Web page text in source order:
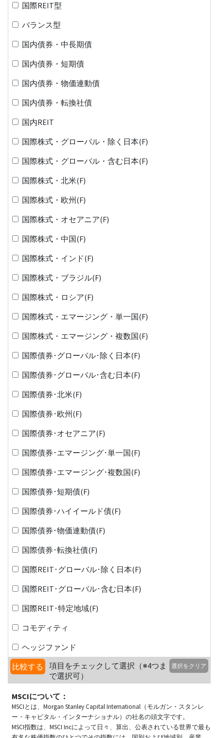
国際REIT型
バランス型
国内債券・中長期債
国内債券・短期債
国内債券・物価連動債
国内債券・転換社債
国内REIT
国際株式・グローバル・除く日本(F)
国際株式・グローバル・含む日本(F)
国際株式・北米(F)
国際株式・欧州(F)
国際株式・オセアニア(F)
国際株式・中国(F)
国際株式・インド(F)
国際株式・ブラジル(F)
国際株式・ロシア(F)
国際株式・エマージング・単一国(F)
国際株式・エマージング・複数国(F)
国際債券･グローバル･除く日本(F)
国際債券･グローバル･含む日本(F)
国際債券･北米(F)
国際債券･欧州(F)
国際債券･オセアニア(F)
国際債券･エマージング･単一国(F)
国際債券･エマージング･複数国(F)
国際債券･短期債(F)
国際債券･ハイイールド債(F)
国際債券･物価連動債(F)
国際債券･転換社債(F)
国際REIT･グローバル･除く日本(F)
国際REIT･グローバル･含む日本(F)
国際REIT･特定地域(F)
コモディティ
ヘッジファンド
比較する
項目をチェックして選択（※4つま
で選択可）
選択をクリア
MSCIについて：
MSCIとは、Morgan Stanley Capital International（モルガン・スタンレ
ー・キャピタル・インターナショナル）の社名の頭文字です。
MSCI指数は、MSCI Incによって日々、算出、公表されている世界で最も